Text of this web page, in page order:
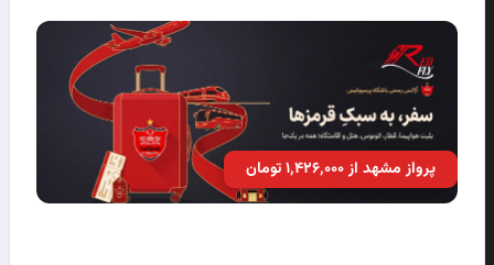
پرواز مشهد از ۱٬۴۲۶٬۰۰۰ تومان